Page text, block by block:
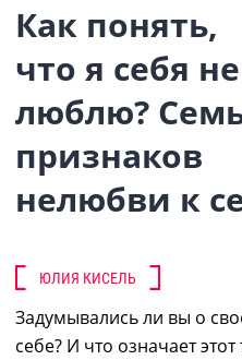
Как понять,
что я себя не
люблю?
признаков
нелюбви к
ЮЛИЯ КИСЕЛЬ
Задумывались ли вы о
себе? И что означает